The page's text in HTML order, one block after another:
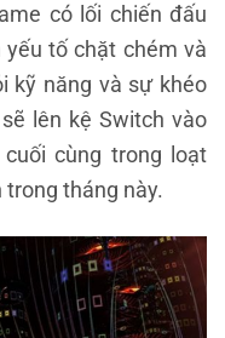
có lối chiến đấu
tố chặt chém và
kỹ năng và sự khéo
lên kệ Switch vào
cùng trong loạt
tháng này.